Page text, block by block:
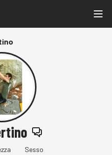
Sesso